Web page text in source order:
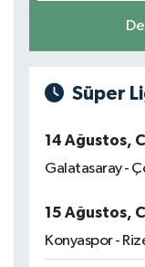
Süper
14 Ağustos,
Galatasaray -
15 Ağustos,
Konyaspor -